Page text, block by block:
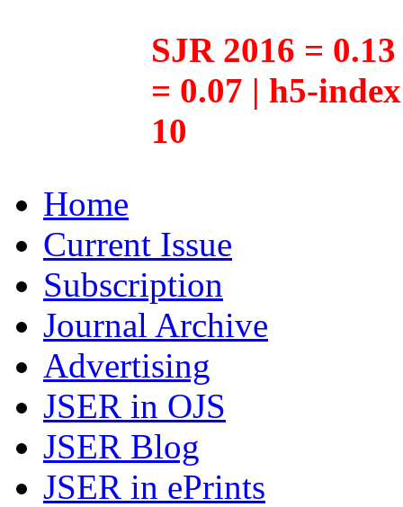
SJR 2016 =
= 0.07 | h5-
10
Home
Current Issue
Subscription
Journal Archive
Advertising
JSER in OJS
JSER Blog
JSER in ePrints